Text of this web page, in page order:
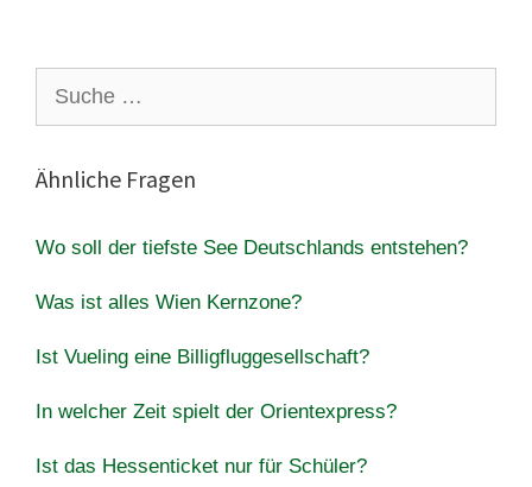
nach:
Ähnliche Fragen
Wo soll der tiefste See Deutschlands entstehen?
Was ist alles Wien Kernzone?
Ist Vueling eine Billigfluggesellschaft?
In welcher Zeit spielt der Orientexpress?
Ist das Hessenticket nur für Schüler?